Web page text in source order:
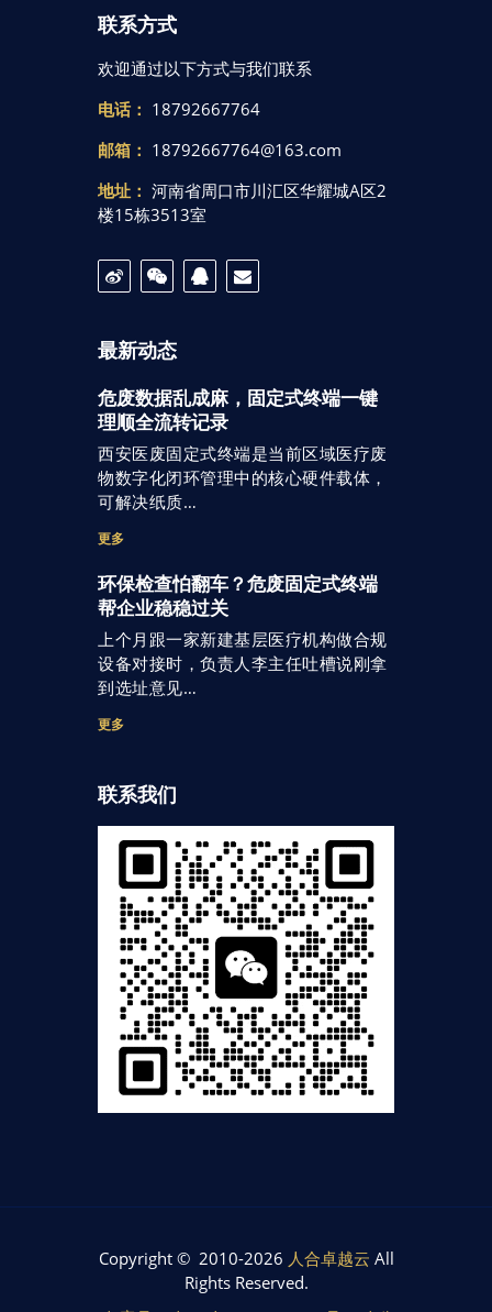
联系方式
欢迎通过以下方式与我们联系
电话： 18792667764
邮箱： 18792667764@163.com
地址： 河南省周口市川汇区华耀城A区2
楼15栋3513室
最新动态
危废数据乱成麻，固定式终端一键
理顺全流转记录
西安医废固定式终端是当前区域医疗废
物数字化闭环管理中的核心硬件载体，
可解决纸质…
更多
环保检查怕翻车？危废固定式终端
帮企业稳稳过关
上个月跟一家新建基层医疗机构做合规
设备对接时，负责人李主任吐槽说刚拿
到选址意见…
更多
联系我们
Copyright © 2010-2026 人合卓越云 All
Rights Reserved.